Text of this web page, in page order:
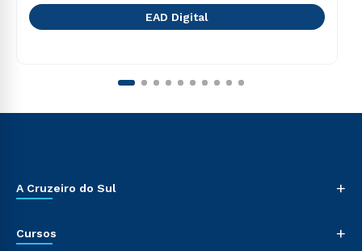
EAD Digital
A Cruzeiro do Sul +
Cursos +